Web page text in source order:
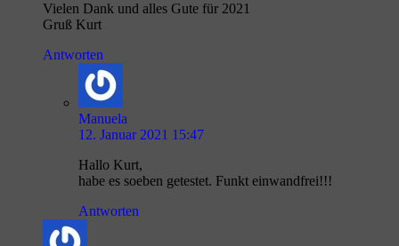
Vielen Dank und alles Gute für 2021
Gruß Kurt
Antworten
Manuela
12. Januar 2021 15:47
Hallo Kurt,
habe es soeben getestet. Funkt einwandfrei!!!
Antworten